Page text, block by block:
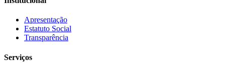
Apresentação
Estatuto Social
Transparência
Serviços